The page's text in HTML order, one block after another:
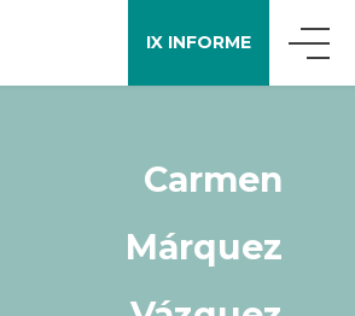
IX INFORME
Carmen
Márquez